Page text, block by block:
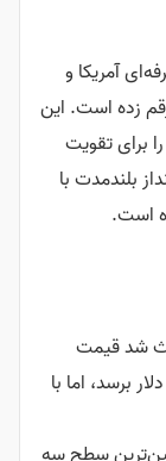
آمریکا و
رقم زده است. این
برای تقویت
بلندمدت با
است.
شد قیمت
نفت تا ۲۰٪ نوسان کند و به بیش از ۸۰ دلار برسد، اما با